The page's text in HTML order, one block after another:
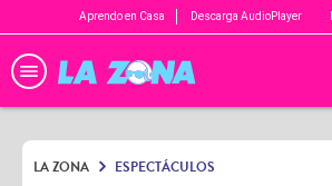
Aprendo en Casa Descarga AudioPlayer
LA ZONA ESPECTÁCULOS